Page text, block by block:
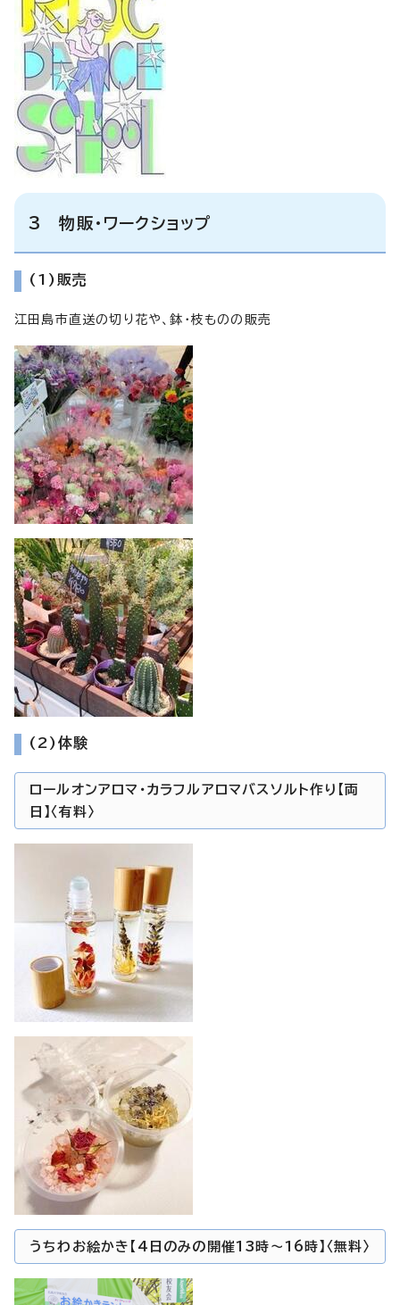
3 物販・ワークショップ
(1)販売
江田島市直送の切り花や、鉢・枝ものの販売
(2)体験
ロールオンアロマ・カラフルアロマバスソルト作り【両
日】〈有料〉
うちわお絵かき【4日のみの開催13時～16時】〈無料〉